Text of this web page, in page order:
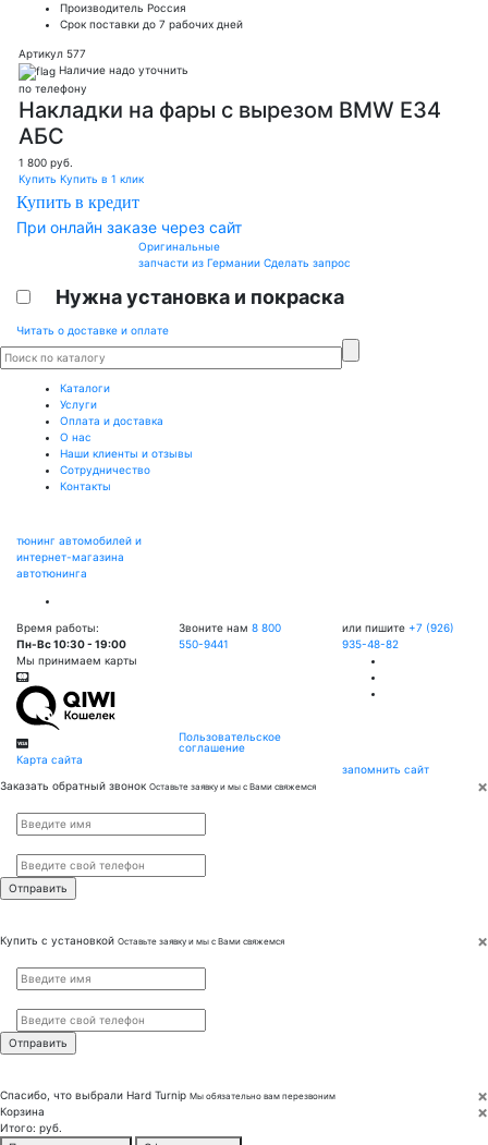
Производитель Россия
Срок поставки до 7 рабочих дней
Артикул 577
Наличие надо уточнить
по телефону
Накладки на фары с вырезом BMW E34
АБС
1 800 руб.
Купить Купить в 1 клик
Купить в кредит
При онлайн заказе через сайт
Оригинальные
запчасти из Германии Сделать запрос
Нужна установка и покраска
Читать о доставке и оплате
Каталоги
Услуги
Оплата и доставка
О нас
Наши клиенты и отзывы
Сотрудничество
Контакты
тюнинг автомобилей и
интернет-магазина
автотюнинга
Время работы:
Пн-Вс 10:30 - 19:00
Мы принимаем карты
Карта сайта
Звоните нам 8 800
550-9441
Пользовательское
соглашение
или пишите +7 (926)
935-48-82
запомнить сайт
×
Заказать обратный звонок Оставьте заявку и мы с Вами свяжемся
×
Купить с установкой Оставьте заявку и мы с Вами свяжемся
×
Спасибо, что выбрали Hard Turnip Мы обязательно вам перезвоним
×
Корзина
Итого: руб.